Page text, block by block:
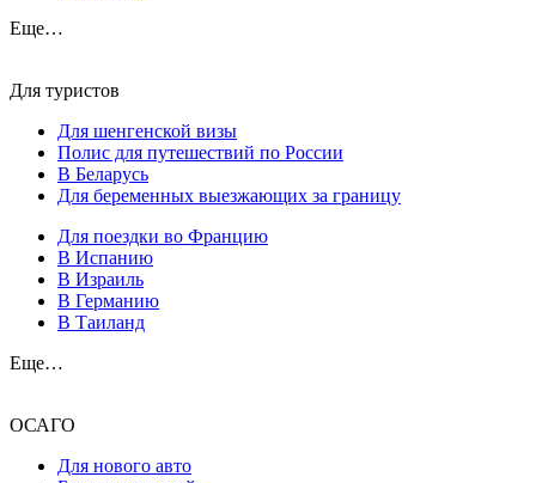
Еще…
Для туристов
Для шенгенской визы
Полис для путешествий по России
В Беларусь
Для беременных выезжающих за границу
Для поездки во Францию
В Испанию
В Израиль
В Германию
В Таиланд
Еще…
ОСАГО
Для нового авто